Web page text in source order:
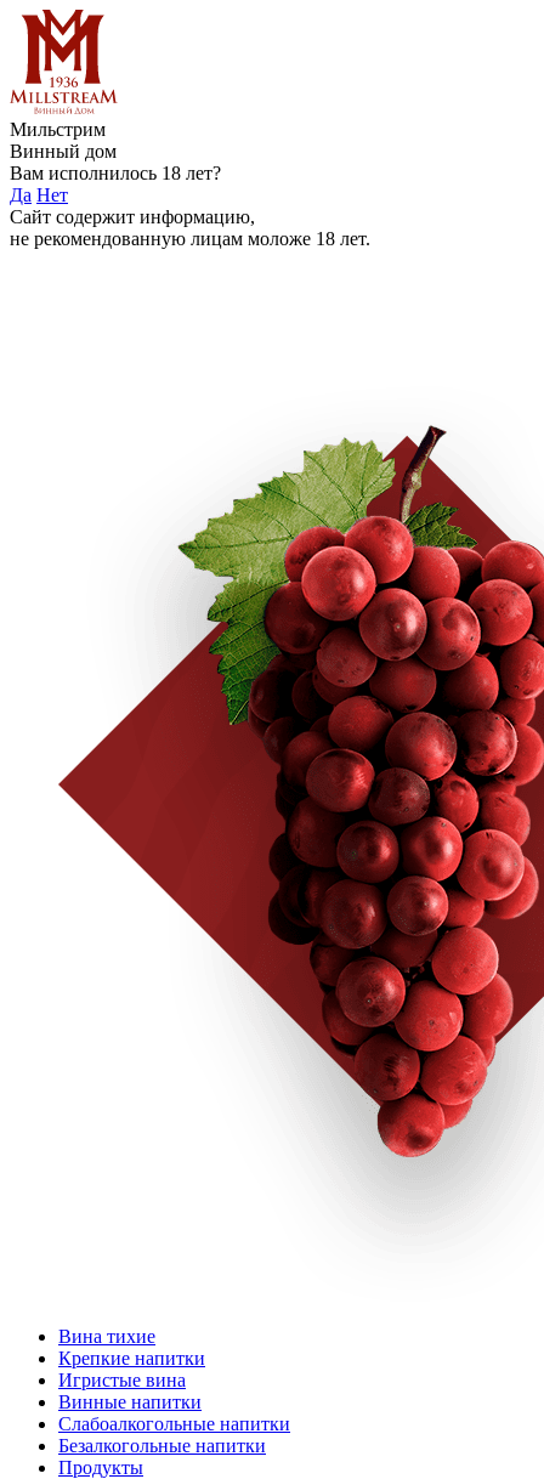
Мильстрим
Винный дом
Вам исполнилось 18 лет?
Да Нет
Сайт содержит информацию,
не рекомендованную лицам моложе 18 лет.
Вина тихие
Крепкие напитки
Игристые вина
Винные напитки
Слабоалкогольные напитки
Безалкогольные напитки
Продукты